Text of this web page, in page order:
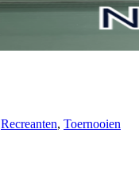
Recreanten, Toernooien